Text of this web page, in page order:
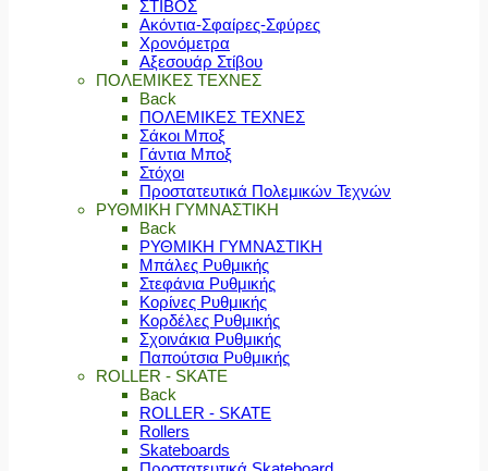
ΣΤΙΒΟΣ
Ακόντια-Σφαίρες-Σφύρες
Χρονόμετρα
Αξεσουάρ Στίβου
ΠΟΛΕΜΙΚΕΣ ΤΕΧΝΕΣ
Back
ΠΟΛΕΜΙΚΕΣ ΤΕΧΝΕΣ
Σάκοι Μποξ
Γάντια Μποξ
Στόχοι
Προστατευτικά Πολεμικών Τεχνών
ΡΥΘΜΙΚΗ ΓΥΜΝΑΣΤΙΚΗ
Back
ΡΥΘΜΙΚΗ ΓΥΜΝΑΣΤΙΚΗ
Μπάλες Ρυθμικής
Στεφάνια Ρυθμικής
Κορίνες Ρυθμικής
Κορδέλες Ρυθμικής
Σχοινάκια Ρυθμικής
Παπούτσια Ρυθμικής
ROLLER - SKATE
Back
ROLLER - SKATE
Rollers
Skateboards